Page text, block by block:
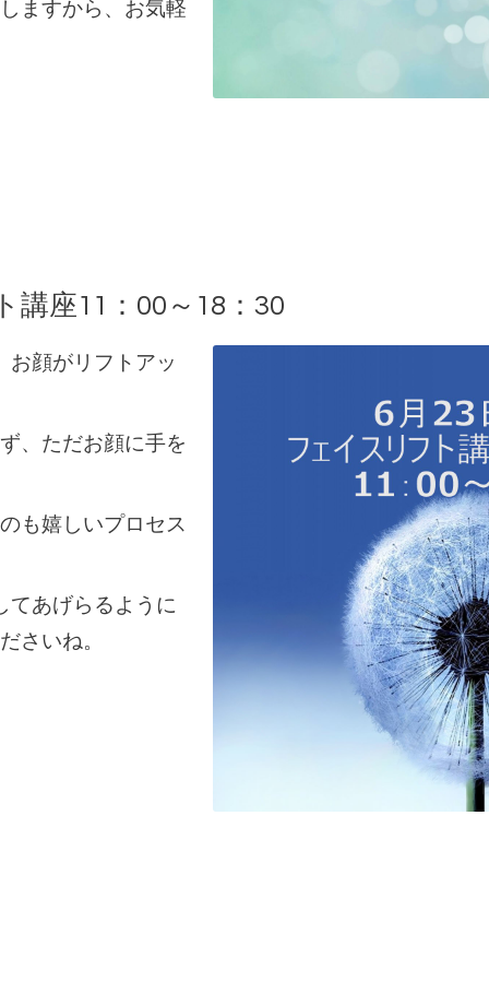
ますから、お気軽
講座11：00～18：30
お顔がリフトアッ
、ただお顔に手を
も嬉しいプロセス
てあげらるように
さいね。